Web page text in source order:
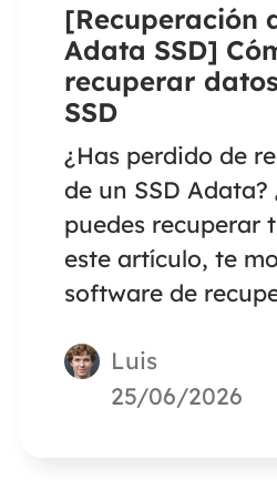
[Recuperación
Adata SSD]
recuperar
SSD
¿Has perdido de
de un SSD Adata?
puedes recuperar
este artículo, te
software de
Data Recovery
recuperar
Luis
25/06/2026